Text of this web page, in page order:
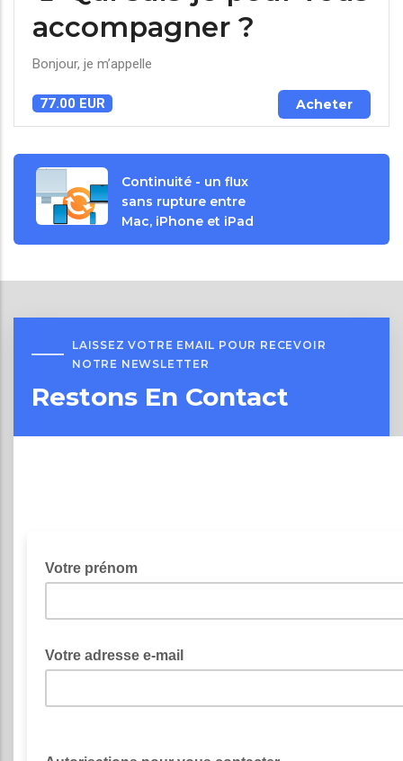
accompagner ?
Bonjour, je m’appelle
77.00 EUR Acheter
Continuité - un flux
sans rupture entre
Mac, iPhone et iPad
LAISSEZ VOTRE EMAIL POUR RECEVOIR
NOTRE NEWSLETTER
Restons En Contact